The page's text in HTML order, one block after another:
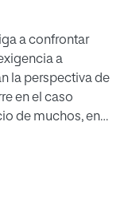
a confrontar
a
la perspectiva de
en el caso
de muchos, en
por la ciencia,
para quien las
parecer